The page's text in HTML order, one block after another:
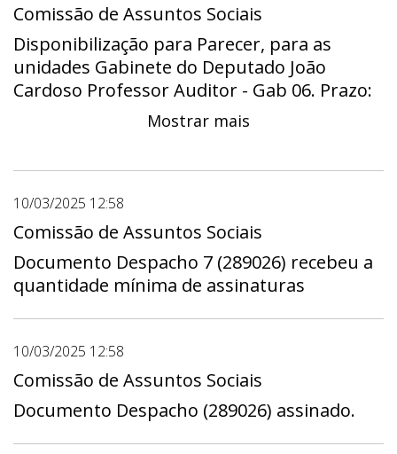
Comissão de Assuntos Sociais
Disponibilização para Parecer, para as
unidades Gabinete do Deputado João
Cardoso Professor Auditor - Gab 06. Prazo:
1º dia 10/03/2025 - 00:00 a útimo dia
Mostrar mais
10/03/2025 12:58
Comissão de Assuntos Sociais
Documento Despacho 7 (289026) recebeu a
quantidade mínima de assinaturas
10/03/2025 12:58
Comissão de Assuntos Sociais
Documento Despacho (289026) assinado.